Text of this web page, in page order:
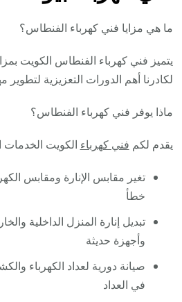
ما هي مزايا فني كهرباء الفنطاس؟
يتميز فني كهرباء الفنطاس الكويت
لكادرنا أهم الدورات التعزيزية لتطوير
ماذا يوفر فني كهرباء الفنطاس؟
يقدم لكم فني كهرباء الكويت الخدمات
تغير مقابس الإنارة ومقابس
خطأ
تبديل إنارة المنزل الداخلية
وأجهزة حديثة
صيانة دورية لعداد الكهرباء
في العداد